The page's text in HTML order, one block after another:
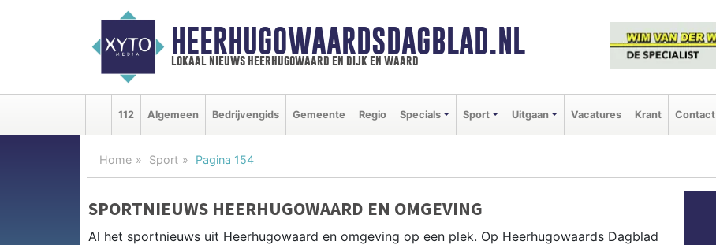
HEERHUGOWAARDSDAGBLAD.NL
lokaal nieuws heerhugowaard en dijk en waard
112 Algemeen Bedrijvengids Gemeente Regio Specials Sport Uitgaan Vacatures Krant Contact
Home Sport Pagina 154
SPORTNIEUWS HEERHUGOWAARD EN OMGEVING
Al het sportnieuws uit Heerhugowaard en omgeving op een plek. Op Heerhugowaards Dagblad